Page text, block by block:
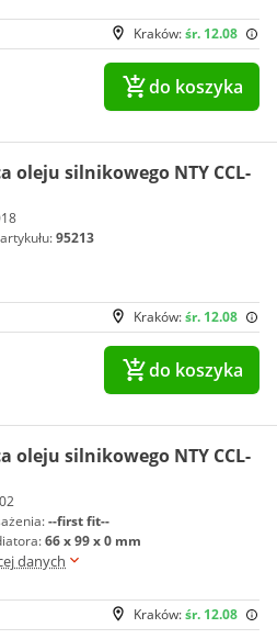
Kraków:śr. 12.08
do koszyka
oleju silnikowego NTY CCL-
95213
Kraków:śr. 12.08
do koszyka
oleju silnikowego NTY CCL-
--first fit--
66 x 99 x 0 mm
danych
Kraków:śr. 12.08